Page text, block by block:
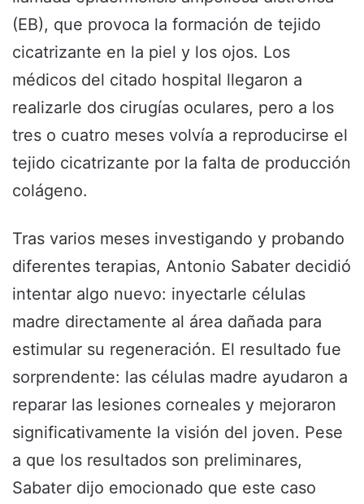
(EB), que provoca la formación de tejido
cicatrizante en la piel y los ojos. Los
médicos del citado hospital llegaron a
realizarle dos cirugías oculares, pero a los
tres o cuatro meses volvía a reproducirse el
tejido cicatrizante por la falta de producción
colágeno.
Tras varios meses investigando y probando
diferentes terapias, Antonio Sabater decidió
intentar algo nuevo: inyectarle células
madre directamente al área dañada para
estimular su regeneración. El resultado fue
sorprendente: las células madre ayudaron a
reparar las lesiones corneales y mejoraron
significativamente la visión del joven. Pese
a que los resultados son preliminares,
Sabater dijo emocionado que este caso